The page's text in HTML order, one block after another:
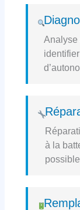
Analyse
à la